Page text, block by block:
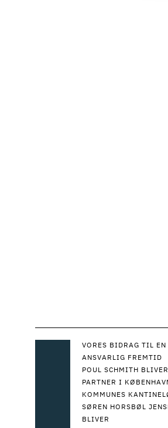
VORES BIDRAG TIL EN
ANSVARLIG FREMTID
POUL SCHMITH BLIVER
PARTNER I
KOMMUNES
SØREN HORSBØL
BLIVER